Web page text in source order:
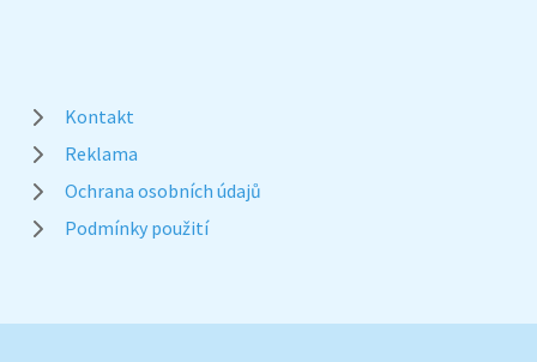
Kontakt
Reklama
Ochrana osobních údajů
Podmínky použití